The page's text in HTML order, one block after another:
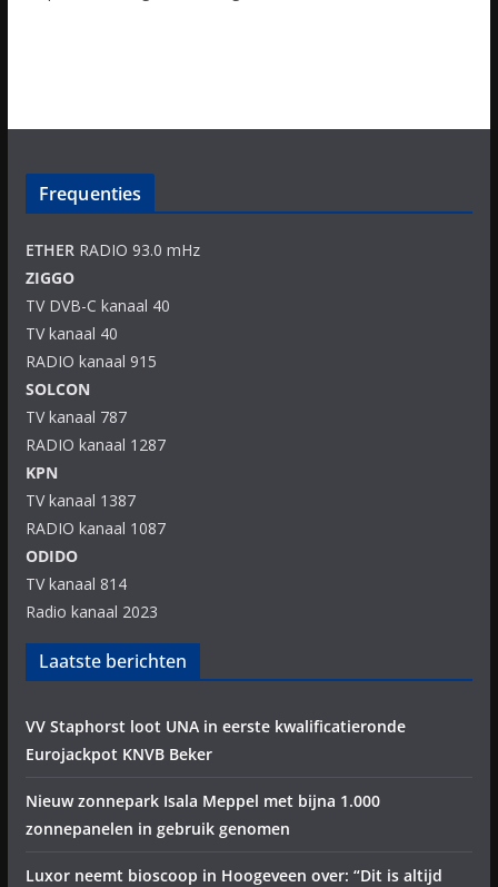
Frequenties
ETHERRADIO 93.0 mHz
ZIGGO
TV DVB-C kanaal 40
TV kanaal 40
RADIO kanaal 915
SOLCON
TV kanaal 787
RADIO kanaal 1287
KPN
TV kanaal 1387
RADIO kanaal 1087
ODIDO
TV kanaal 814
Radio kanaal 2023
Laatste berichten
VV Staphorst loot UNA in eerste kwalificatieronde
Eurojackpot KNVB Beker
Nieuw zonnepark Isala Meppel met bijna 1.000
zonnepanelen in gebruik genomen
Luxor neemt bioscoop in Hoogeveen over: “Dit is altijd